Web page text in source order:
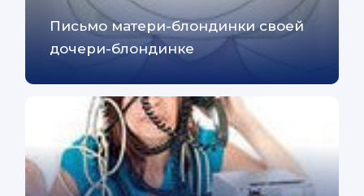
Письмо матери-блондинки своей
дочери-блондинке